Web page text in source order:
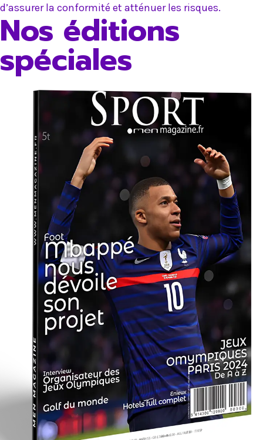
d’assurer la conformité et atténuer les risques.
Nos éditions
spéciales